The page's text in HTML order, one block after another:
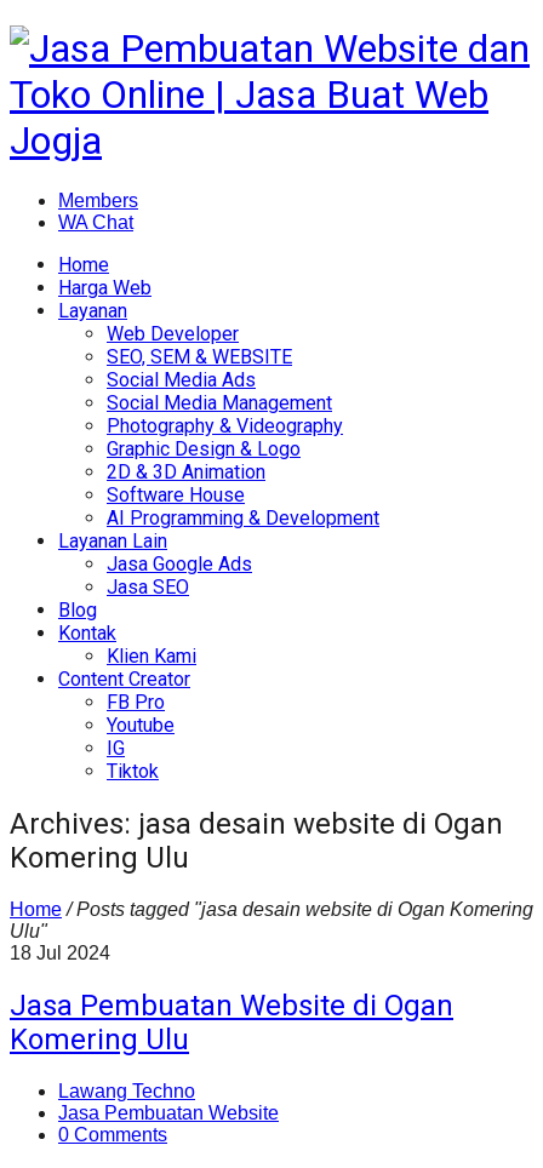
Members
WA Chat
Home
Harga Web
Layanan
Web Developer
SEO, SEM & WEBSITE
Social Media Ads
Social Media Management
Photography & Videography
Graphic Design & Logo
2D & 3D Animation
Software House
AI Programming & Development
Layanan Lain
Jasa Google Ads
Jasa SEO
Blog
Kontak
Klien Kami
Content Creator
FB Pro
Youtube
IG
Tiktok
Archives: jasa desain website di Ogan
Komering Ulu
Home / Posts tagged "jasa desain website di Ogan Komering
Ulu"
18 Jul 2024
Jasa Pembuatan Website di Ogan
Komering Ulu
Lawang Techno
Jasa Pembuatan Website
0 Comments